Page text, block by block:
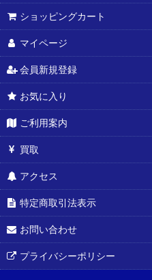
並び順 :
ショッピングカート
マイページ
会員新規登録
お気に入り
ご利用案内
買取
アクセス
特定商取引法表示
お問い合わせ
プライバシーポリシー